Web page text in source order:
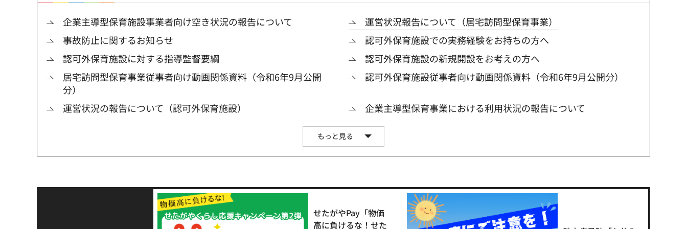
企業主導型保育施設事業者向け空き状況の報告について
運営状況報告について（居宅訪問型保育事業）
事故防止に関するお知らせ
認可外保育施設での実務経験をお持ちの方へ
認可外保育施設に対する指導監督要綱
認可外保育施設の新規開設をお考えの方へ
居宅訪問型保育事業従事者向け動画関係資料（令和6年9月公開
分）
認可外保育施設従事者向け動画関係資料（令和6年9月公開分）
運営状況の報告について（認可外保育施設） 企業主導型保育事業における利用状況の報告について
もっと見る
せたがやPay「物価
高に負けるな！せた